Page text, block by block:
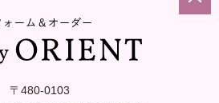
〒480-0103